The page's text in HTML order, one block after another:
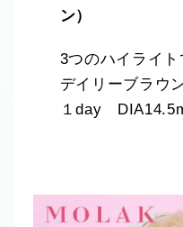
ン）
3つのハイライ
デイリーブラウン
１day